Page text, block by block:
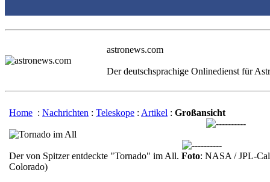
astronews.com
Der deutschsprachige Onlinedienst für
Home : Nachrichten : Teleskope : Artikel : Großansicht
Der von Spitzer entdeckte "Tornado" im All. Foto: NASA / JPL-
Colorado)